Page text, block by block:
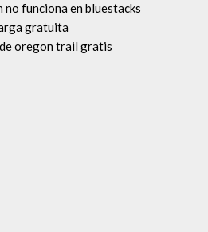
no funciona en bluestacks
gratuita
oregon trail gratis